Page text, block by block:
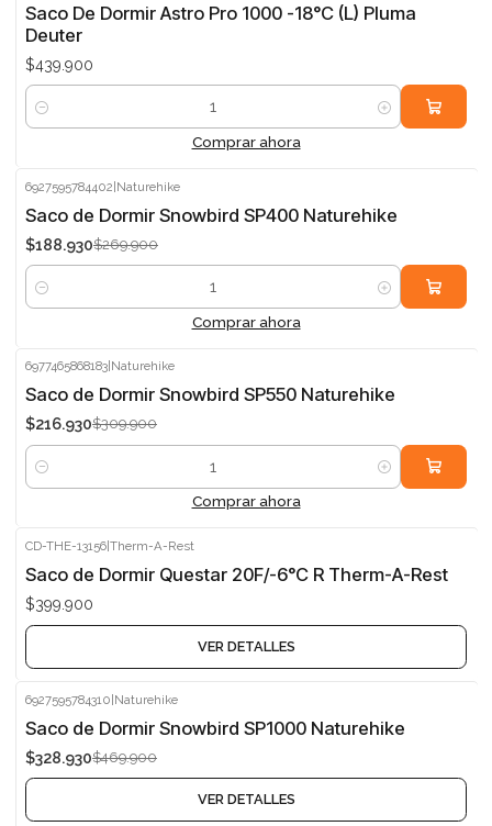
Saco De Dormir Astro Pro 1000 -18°C (L) Pluma
Deuter
$439.900
Cantidad
Comprar ahora
-30%
6927595784402|Naturehike
Saco de Dormir Snowbird SP400 Naturehike
$188.930$269.900
Cantidad
Comprar ahora
-30%
6977465868183 Naturehike
Saco de Dormir Snowbird SP550 Naturehike
$216.930$309.900
Cantidad
Comprar ahora
CD-THE-13156 |Therm-A-Rest
Saco de Dormir Questar 20F/-6°C R Therm-A-Rest
$399.900
VER DETALLES
-30%
Agotado
6927595784310|Naturehike
Saco de Dormir Snowbird SP1000 Naturehike
$328.930$469.900
VER DETALLES